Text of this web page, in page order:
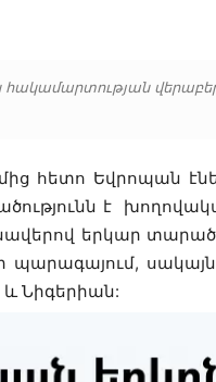
հակամարտության
հետո Եվրոպան
է
երկար
պարագայում,
Նիգերիան: